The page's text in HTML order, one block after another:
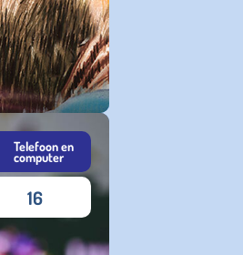
Telefoon en
computer
16